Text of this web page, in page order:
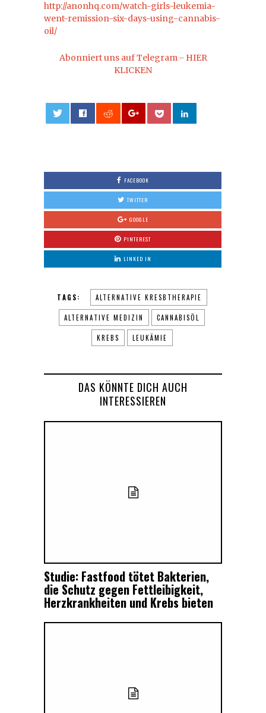
http://anonhq.com/watch-girls-leukemia-
went-remission-six-days-using-cannabis-
oil/
Abonniert uns auf Telegram - HIER
KLICKEN
FACEBOOK
TWITTER
GOOGLE
PINTEREST
LINKED IN
TAGS: ALTERNATIVE KRESBTHERAPIE
ALTERNATIVE MEDIZIN CANNABISÖL
KREBS LEUKÄMIE
DAS KÖNNTE DICH AUCH
INTERESSIEREN
Studie: Fastfood tötet Bakterien,
die Schutz gegen Fettleibigkeit,
Herzkrankheiten und Krebs bieten